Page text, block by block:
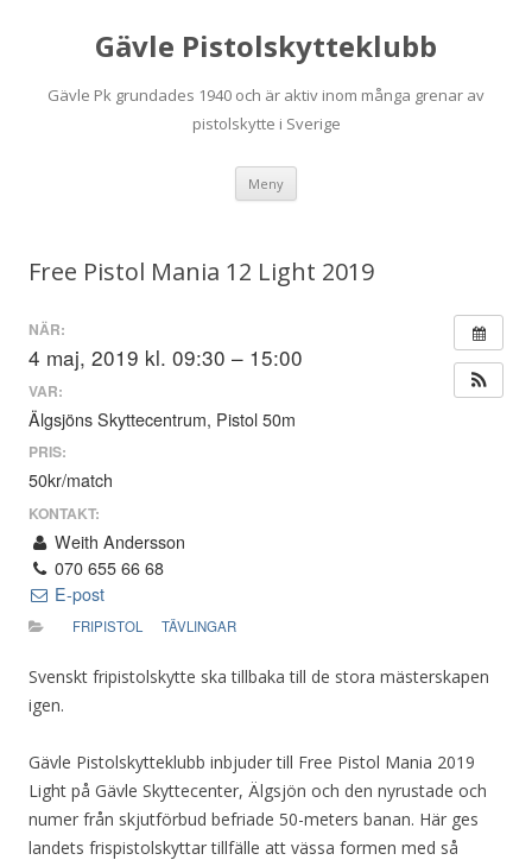
Gävle Pistolskytteklubb
Gävle Pk grundades 1940 och är aktiv inom många grenar av
pistolskytte i Sverige
Meny
Free Pistol Mania 12 Light 2019
NÄR:
4 maj, 2019 kl. 09:30 – 15:00
VAR:
Älgsjöns Skyttecentrum, Pistol 50m
PRIS:
50kr/match
KONTAKT:
Weith Andersson
070 655 66 68
E-post
FRIPISTOL TÄVLINGAR
Svenskt fripistolskytte ska tillbaka till de stora mästerskapen
igen.
Gävle Pistolskytteklubb inbjuder till Free Pistol Mania 2019
Light på Gävle Skyttecenter, Älgsjön och den nyrustade och
numer från skjutförbud befriade 50-meters banan. Här ges
landets frispistolskyttar tillfälle att vässa formen med så